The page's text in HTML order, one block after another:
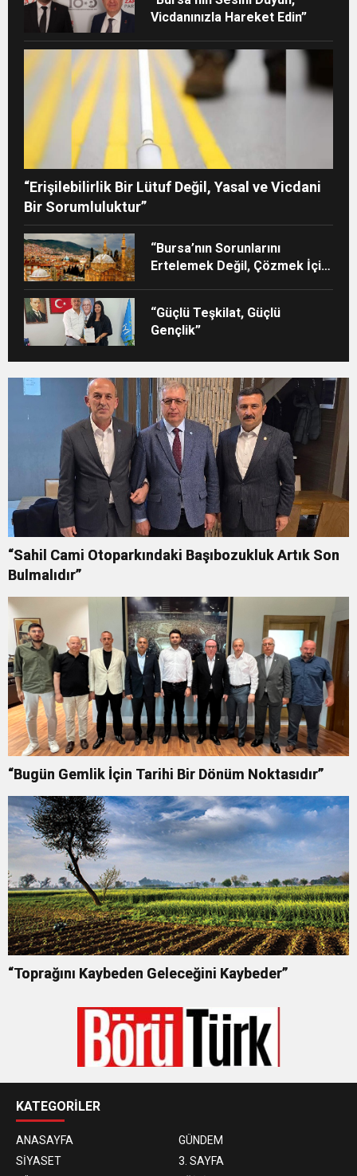
Vicdanınızla Hareket Edin”
“Erişilebilirlik Bir Lütuf Değil, Yasal ve Vicdani
Bir Sorumluluktur”
“Bursa’nın Sorunlarını
Ertelemek Değil, Çözmek İçin
“Güçlü Teşkilat, Güçlü
Gençlik”
“Sahil Cami Otoparkındaki Başıbozukluk Artık Son
Bulmalıdır”
“Bugün Gemlik İçin Tarihi Bir Dönüm Noktasıdır”
“Toprağını Kaybeden Geleceğini Kaybeder”
KATEGORİLER
ANASAYFA
GÜNDEM
SİYASET
3. SAYFA